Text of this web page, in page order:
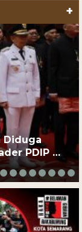
+
Diduga
PDIP …